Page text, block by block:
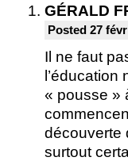
GÉRALD
Posted 27
Il ne faut
l’éducation
« pousse »
découverte
surtout